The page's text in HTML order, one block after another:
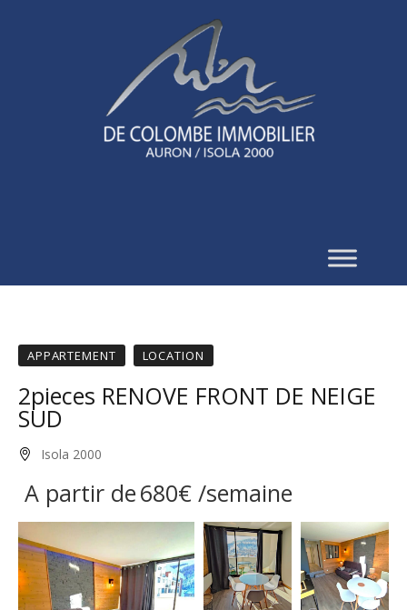
APPARTEMENT LOCATION
2pieces RENOVE FRONT DE NEIGE
SUD
Isola 2000
A partir de680€ /semaine